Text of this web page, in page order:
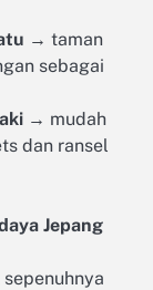
→ taman
sebagai
→ mudah
dan ransel
Jepang